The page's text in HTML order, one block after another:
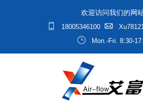
欢迎访问我们的网
18005346100
Mon.-Fri. 8:30-